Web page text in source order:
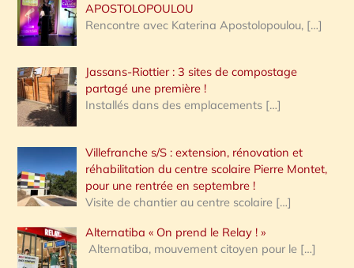
APOSTOLOPOULOU
Rencontre avec Katerina Apostolopoulou, […]
Jassans-Riottier : 3 sites de compostage
partagé une première !
Installés dans des emplacements […]
Villefranche s/S : extension, rénovation et
réhabilitation du centre scolaire Pierre Montet,
pour une rentrée en septembre !
Visite de chantier au centre scolaire […]
Alternatiba « On prend le Relay ! »
Alternatiba, mouvement citoyen pour le […]